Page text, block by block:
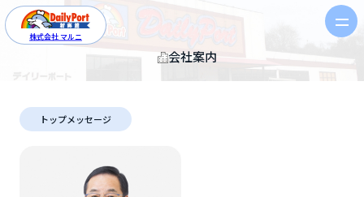
株式会社 マルニ
会社案内
トップメッセージ